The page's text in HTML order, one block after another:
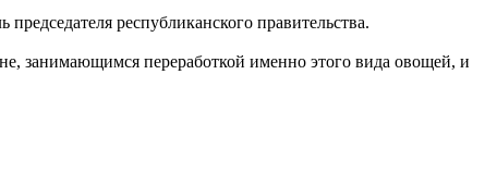
республиканского правительства.
занимающимся переработкой именно этого вида овощей, и